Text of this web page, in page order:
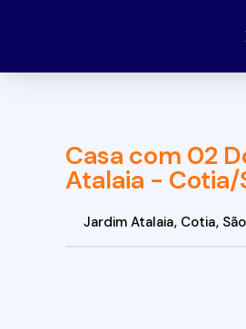
Casa com 02
Atalaia - Cotia/
Jardim Atalaia, Cotia,